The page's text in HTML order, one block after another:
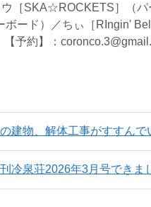
［SKA☆ROCKETS］（
ボード）／ちぃ［RIngin'
【予約】：
建物、解体工事がすすんで
冷泉荘2026年3月号できま